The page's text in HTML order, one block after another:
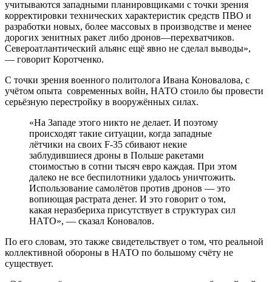
учитываются западными планировщиками с точки зрения
корректировки технических характеристик средств ПВО и
разработки новых, более массовых в производстве и менее
дорогих зенитных ракет либо дронов—перехватчиков.
Североатлантический альянс ещё явно не сделал выводы»,
— говорит Коротченко.
С точки зрения военного политолога Ивана Коновалова, с
учётом опыта современных войн, НАТО стоило бы провести
серьёзную перестройку в вооружённых силах.
«На Западе этого никто не делает. И поэтому
происходят такие ситуации, когда западные
лётчики на своих F-35 сбивают некие
заблудившиеся дроны в Польше ракетами
стоимостью в сотни тысяч евро каждая. При этом
далеко не все беспилотники удалось уничтожить.
Использование самолётов против дронов — это
вопиющая растрата денег. И это говорит о том,
какая неразбериха присутствует в структурах сил
НАТО», — сказал Коновалов.
По его словам, это также свидетельствует о том, что реальной
коллективной обороны в НАТО по большому счёту не
существует.